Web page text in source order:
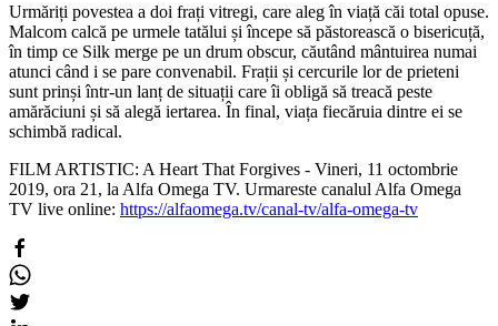
Urmăriți povestea a doi frați vitregi, care aleg în viață căi total opuse.
Malcom calcă pe urmele tatălui și începe să păstorească o bisericuță,
în timp ce Silk merge pe un drum obscur, căutând mântuirea numai
atunci când i se pare convenabil. Frații și cercurile lor de prieteni
sunt prinși într-un lanț de situații care îi obligă să treacă peste
amărăciuni și să alegă iertarea. În final, viața fiecăruia dintre ei se
schimbă radical.
FILM ARTISTIC: A Heart That Forgives - Vineri, 11 octombrie
2019, ora 21, la Alfa Omega TV. Urmareste canalul Alfa Omega
TV live online: https://alfaomega.tv/canal-tv/alfa-omega-tv